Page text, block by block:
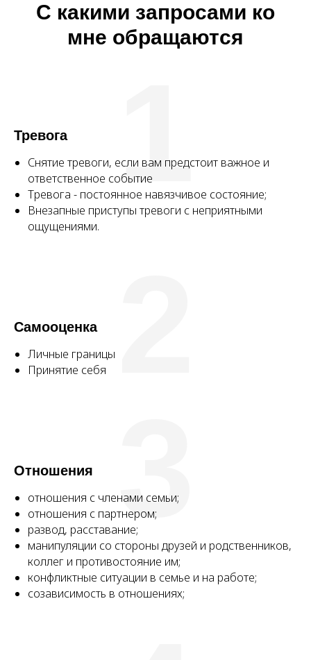
С какими запросами ко
мне обращаются
Тревога
Снятие тревоги, если вам предстоит важное и
ответственное событие
Тревога - постоянное навязчивое состояние;
Внезапные приступы тревоги с неприятными
ощущениями.
1
Самооценка
Личные границы
Принятие себя
Отношения
отношения с членами семьи;
отношения с партнером;
развод, расставание;
манипуляции со стороны друзей и родственников,
коллег и противостояние им;
конфликтные ситуации в семье и на работе;
созависимость в отношениях;
3